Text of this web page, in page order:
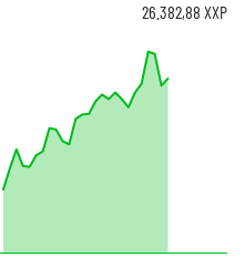
26.382,88 XXP